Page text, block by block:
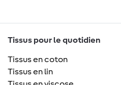
Tissus pour le quotidien
Tissus en coton
Tissus en lin